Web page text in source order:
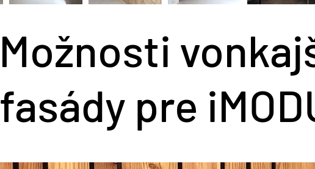
Možnosti
fasády pre